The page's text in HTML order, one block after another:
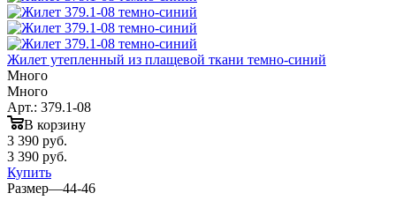
Жилет утепленный из плащевой ткани темно-синий
Много
Много
Арт.: 379.1-08
В корзину
3 390 руб.
3 390 руб.
Купить
Размер—44-46